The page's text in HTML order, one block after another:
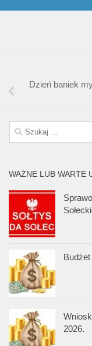
Dzień baniek
Szukaj:
WAŻNE LUB WARTE
2026.